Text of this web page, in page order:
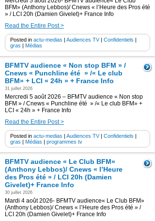
BFM» (Anthony Lebbos)/ Cnews « l’Heure des Pros été
» / LCI 20h (Damien Givelet)+ France Info
Read the Entire Post >
Posted in actu-medias | Audiences TV| Confidentiels |
gras | Médias
BFMTV audience « Non stop BFM » /
Cnews « Punchline été » /« Le club
BFM» + LCI « 24h » + France Info
31 juillet 2026
Mercredi 5 août 2026 – BFMTV audience « Non stop
BFM » / Cnews « Punchline été » /« Le club BFM» +
LCI « 24h » + France Info
Read the Entire Post >
Posted in actu-medias | Audiences TV| Confidentiels |
gras | Médias | programmes tv
BFMTV audience « Le Club BFM»
(Anthony Lebbos)/ Cnews « l’Heure
des Pros été » / LCI 20h (Damien
Givelet)+ France Info
30 juillet 2026
Mardi 4 août 2026- BFMTV audience« Le Club BFM»
(Anthony Lebbos)/ Cnews « l’Heure des Pros été » /
LCI 20h (Damien Givelet)+ France Info